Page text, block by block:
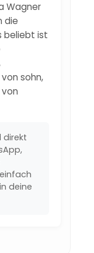
Wagner
die
beliebt ist
sohn,
direkt
deine